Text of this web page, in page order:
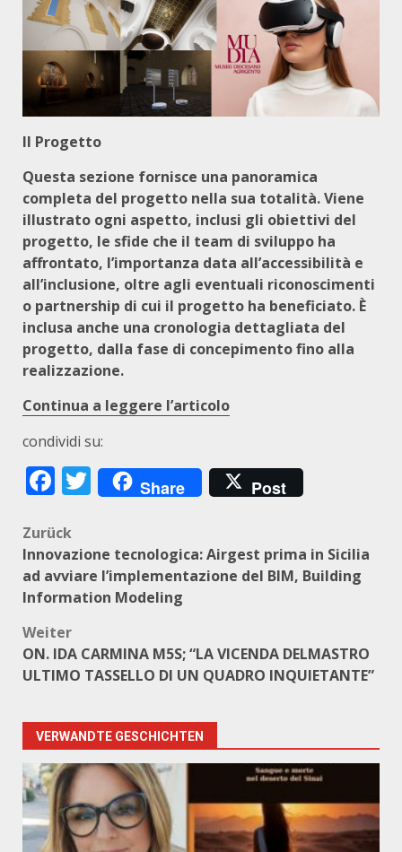
Il Progetto
Questa sezione fornisce una panoramica
completa del progetto nella sua totalità. Viene
illustrato ogni aspetto, inclusi gli obiettivi del
progetto, le sfide che il team di sviluppo ha
affrontato, l’importanza data all’accessibilità e
all’inclusione, oltre agli eventuali riconoscimenti
o partnership di cui il progetto ha beneficiato. È
inclusa anche una cronologia dettagliata del
progetto, dalla fase di concepimento fino alla
realizzazione.
Continua a leggere l’articolo
condividi su:
Facebook
Twitter
Share Post
Beitragsnavigation
Zurück
Innovazione tecnologica: Airgest prima in Sicilia
ad avviare l’implementazione del BIM, Building
Information Modeling
Weiter
ON. IDA CARMINA M5S; “LA VICENDA DELMASTRO
ULTIMO TASSELLO DI UN QUADRO INQUIETANTE”
VERWANDTE GESCHICHTEN